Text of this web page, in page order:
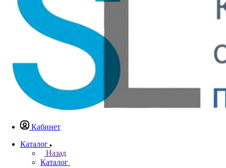
Кабинет
Каталог
Назад
Каталог